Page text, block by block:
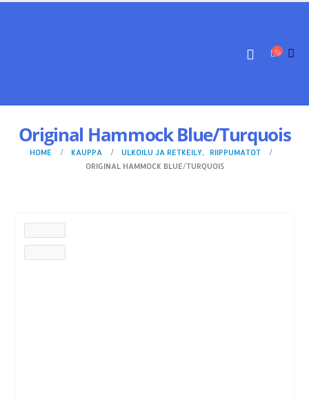
Original Hammock Blue/Turquois
HOME KAUPPA ULKOILU JA RETKEILY,
RIIPPUMATOT
ORIGINAL HAMMOCK BLUE/TURQUOIS